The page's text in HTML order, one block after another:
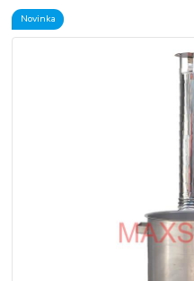
Novinka